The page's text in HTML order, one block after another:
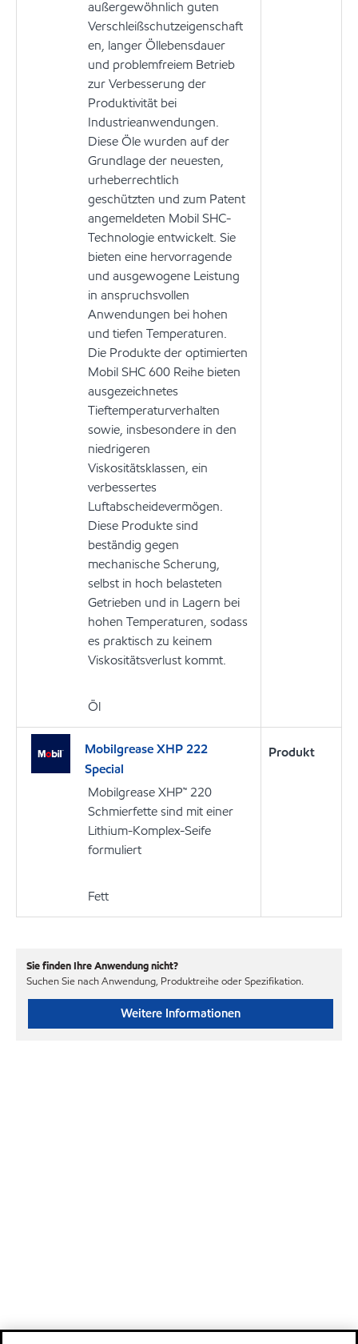
außergewöhnlich guten
Verschleißschutzeigenschaft
en, langer Öllebensdauer
und problemfreiem Betrieb
zur Verbesserung der
Produktivität bei
Industrieanwendungen.
Diese Öle wurden auf der
Grundlage der neuesten,
urheberrechtlich
geschützten und zum Patent
angemeldeten Mobil SHC-
Technologie entwickelt. Sie
bieten eine hervorragende
und ausgewogene Leistung
in anspruchsvollen
Anwendungen bei hohen
und tiefen Temperaturen.
Die Produkte der optimierten
Mobil SHC 600 Reihe bieten
ausgezeichnetes
Tieftemperaturverhalten
sowie, insbesondere in den
niedrigeren
Viskositätsklassen, ein
verbessertes
Luftabscheidevermögen.
Diese Produkte sind
beständig gegen
mechanische Scherung,
selbst in hoch belasteten
Getrieben und in Lagern bei
hohen Temperaturen, sodass
es praktisch zu keinem
Viskositätsverlust kommt.
Öl
Mobilgrease XHP 222
Special
Mobilgrease XHP™ 220
Schmierfette sind mit einer
Lithium-Komplex-Seife
formuliert
Fett
Produkt
Sie finden Ihre Anwendung nicht?
Suchen Sie nach Anwendung, Produktreihe oder Spezifikation.
Weitere Informationen